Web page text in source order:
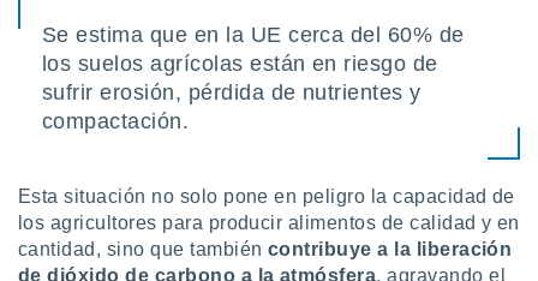
e
publicidad
de
Se estima que en la UE cerca del 60% de
los suelos agrícolas están en riesgo de
sufrir erosión, pérdida de nutrientes y
compactación.
Esta situación no solo pone en peligro la capacidad de
los agricultores para producir alimentos de calidad y en
cantidad, sino que también contribuye a la liberación
de dióxido de carbono a la atmósfera, agravando el